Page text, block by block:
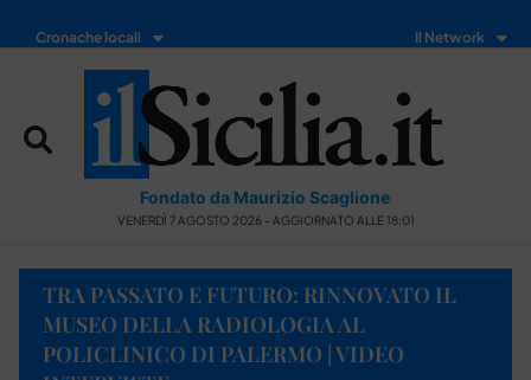
Cronache locali Il Network
Fondato da Maurizio Scaglione
VENERDÌ 7 AGOSTO 2026 - AGGIORNATO ALLE 18:01
TRA PASSATO E FUTURO: RINNOVATO IL
MUSEO DELLA RADIOLOGIA AL
POLICLINICO DI PALERMO | VIDEO